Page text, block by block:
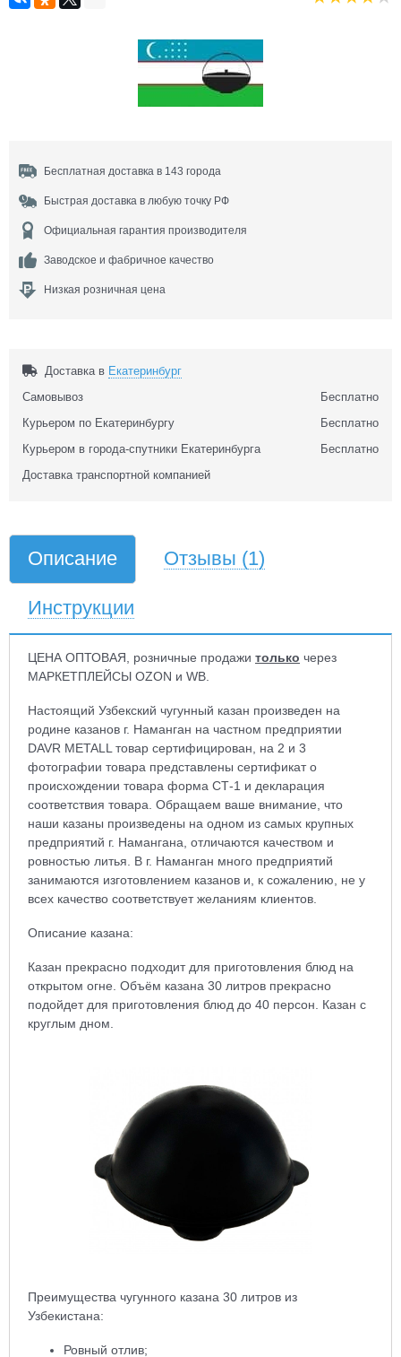
Бесплатная доставка в 143 города
Быстрая доставка в любую точку РФ
Официальная гарантия производителя
Заводское и фабричное качество
Низкая розничная цена
Доставка в Екатеринбург
Самовывоз
Бесплатно
Курьером по Екатеринбургу
Бесплатно
Курьером в города-спутники Екатеринбурга
Бесплатно
Доставка транспортной компанией
Описание Отзывы (1)
Инструкции
ЦЕНА ОПТОВАЯ, розничные продажи только через
МАРКЕТПЛЕЙСЫ OZON и WB.
Настоящий Узбекский чугунный казан произведен на
родине казанов г. Наманган на частном предприятии
DAVR METALL товар сертифицирован, на 2 и 3
фотографии товара представлены сертификат о
происхождении товара форма СТ-1 и декларация
соответствия товара. Обращаем ваше внимание, что
наши казаны произведены на одном из самых крупных
предприятий г. Намангана, отличаются качеством и
ровностью литья. В г. Наманган много предприятий
занимаются изготовлением казанов и, к сожалению, не у
всех качество соответствует желаниям клиентов.
Описание казана:
Казан прекрасно подходит для приготовления блюд на
открытом огне. Объём казана 30 литров прекрасно
подойдет для приготовления блюд до 40 персон. Казан с
круглым дном.
Преимущества чугунного казана 30 литров из
Узбекистана:
Ровный отлив;